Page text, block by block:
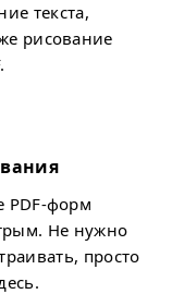
текста,
рисование
PDF-форм
Не нужно
просто